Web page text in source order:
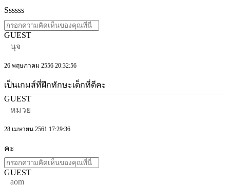
Ssssss
GUEST
นุจ
26 พฤษภาคม 2556 20:32:56
เป็นเกมส์ที่ฝึกทักษะเด็กที่ดีคะ
GUEST
หมวย
28 เมษายน 2561 17:29:36
คะ
GUEST
aom